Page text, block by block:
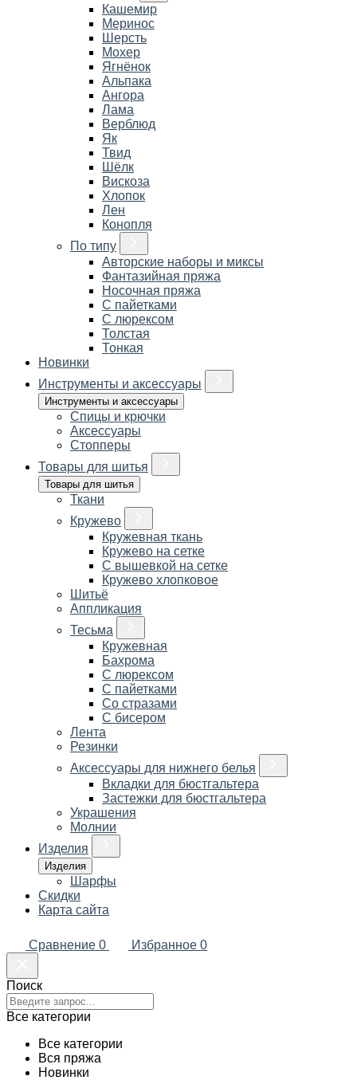
Кашемир
Меринос
Шерсть
Мохер
Ягнёнок
Альпака
Ангора
Лама
Верблюд
Як
Твид
Шёлк
Вискоза
Хлопок
Лен
Конопля
По типу
Авторские наборы и миксы
Фантазийная пряжа
Носочная пряжа
С пайетками
С люрексом
Толстая
Тонкая
Новинки
Инструменты и аксессуары
Инструменты и аксессуары
Спицы и крючки
Аксессуары
Стопперы
Товары для шитья
Товары для шитья
Ткани
Кружево
Кружевная ткань
Кружево на сетке
С вышевкой на сетке
Кружево хлопковое
Шитьё
Аппликация
Тесьма
Кружевная
Бахрома
С люрексом
С пайетками
Со стразами
С бисером
Лента
Резинки
Аксессуары для нижнего белья
Вкладки для бюстгальтера
Застежки для бюстгальтера
Украшения
Молнии
Изделия
Изделия
Шарфы
Скидки
Карта сайта
Сравнение 0 Избранное 0
Поиск
Все категории
Все категории
Вся пряжа
Новинки